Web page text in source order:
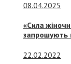
08.04.2025
«Сила
запрошують
22.02.2022